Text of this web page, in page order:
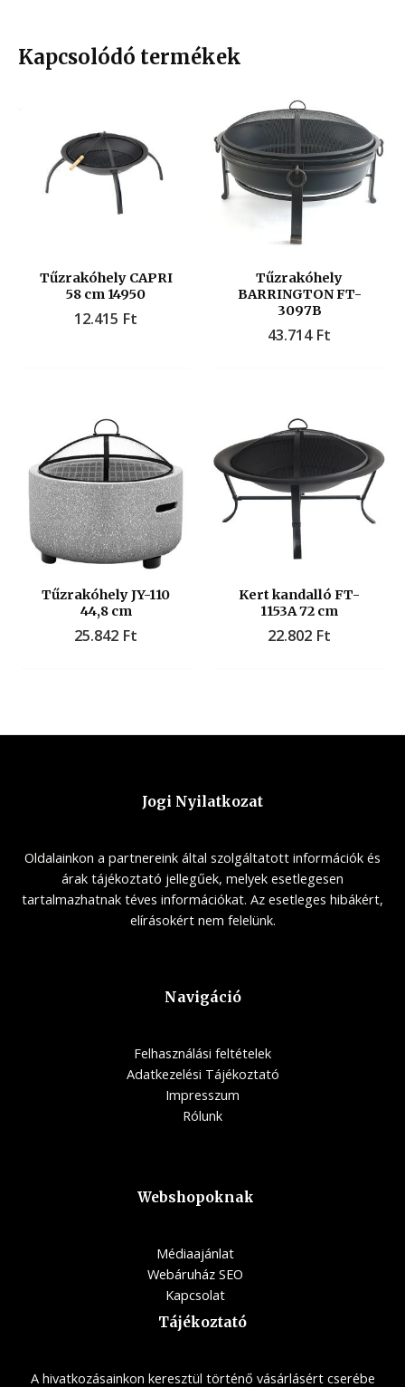
Kapcsolódó termékek
Tűzrakóhely CAPRI
58 cm 14950
12.415 Ft
Tűzrakóhely
BARRINGTON FT-
3097B
43.714 Ft
Tűzrakóhely JY-110
44,8 cm
25.842 Ft
Kert kandalló FT-
1153A 72 cm
22.802 Ft
Jogi Nyilatkozat
Oldalainkon a partnereink által szolgáltatott információk és
árak tájékoztató jellegűek, melyek esetlegesen
tartalmazhatnak téves információkat. Az esetleges hibákért,
elírásokért nem felelünk.
Navigáció
Felhasználási feltételek
Adatkezelési Tájékoztató
Impresszum
Rólunk
Webshopoknak
Médiaajánlat
Webáruház SEO
Kapcsolat
Tájékoztató
A hivatkozásainkon keresztül történő vásárlásért cserébe